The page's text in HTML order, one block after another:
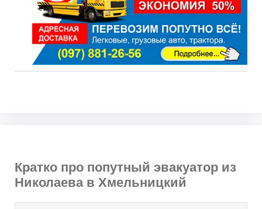
Кратко про попутный эвакуатор из
Николаева в Хмельницкий